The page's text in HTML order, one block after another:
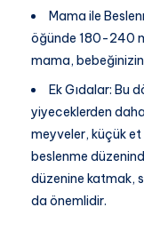
Mama ile
öğünde 180-240
mama,
Ek Gıdalar: Bu
yiyeceklerden
meyveler, küçük
beslenme
düzenine katmak,
da önemlidir.